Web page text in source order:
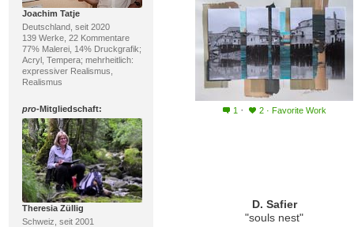
Joachim Tatje
Deutschland, seit 2020
139 Werke, 22 Kommentare
77% Malerei, 14% Druckgrafik;
Acryl, Tempera; mehrheitlich:
expressiver Realismus,
Realismus
pro-Mitgliedschaft:
Theresia Züllig
Schweiz, seit 2001
1 · 2 · Favorite Work
D. Safier
"souls nest"